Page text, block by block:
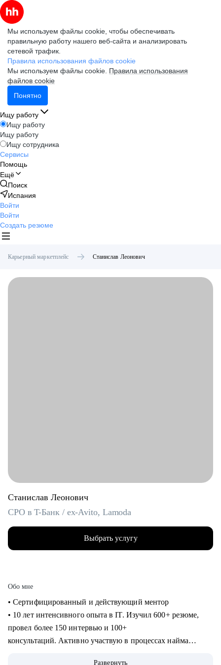
Мы используем файлы cookie, чтобы обеспечивать
правильную работу нашего веб-сайта и анализировать
сетевой трафик.
Правила использования файлов cookie
Мы используем файлы cookie. Правила использования
файлов cookie
Понятно
Ищу работу
Ищу работу
Ищу работу
Ищу сотрудника
Сервисы
Помощь
Ещё
Поиск
Испания
Войти
Войти
Создать резюме
Карьерный маркетплейс Станислав Леонович
Станислав Леонович
CPO в T-Банк / ex-Avito, Lamoda
Выбрать услугу
Обо мне
• Сертифицированный и действующий ментор
• 10 лет интенсивного опыта в IT. Изучил 600+ резюме,
провел более 150 интервью и 100+
консультаций. Активно участвую в процессах найма
Развернуть